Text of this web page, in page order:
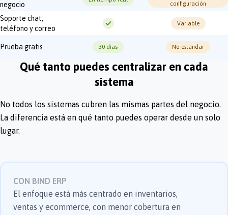
negocio configuración
Soporte chat,
teléfono y correo
Variable
Prueba gratis 30 días No estándar
Qué tanto puedes centralizar en cada
sistema
No todos los sistemas cubren las mismas partes del negocio.
La diferencia está en qué tanto puedes operar desde un solo
lugar.
CON BIND ERP
El enfoque está más centrado en inventarios,
ventas y ecommerce, con menor cobertura en